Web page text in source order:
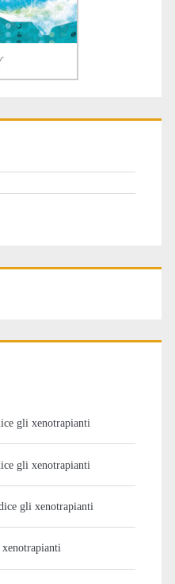
gli xenotrapianti
gli xenotrapianti
gli xenotrapianti